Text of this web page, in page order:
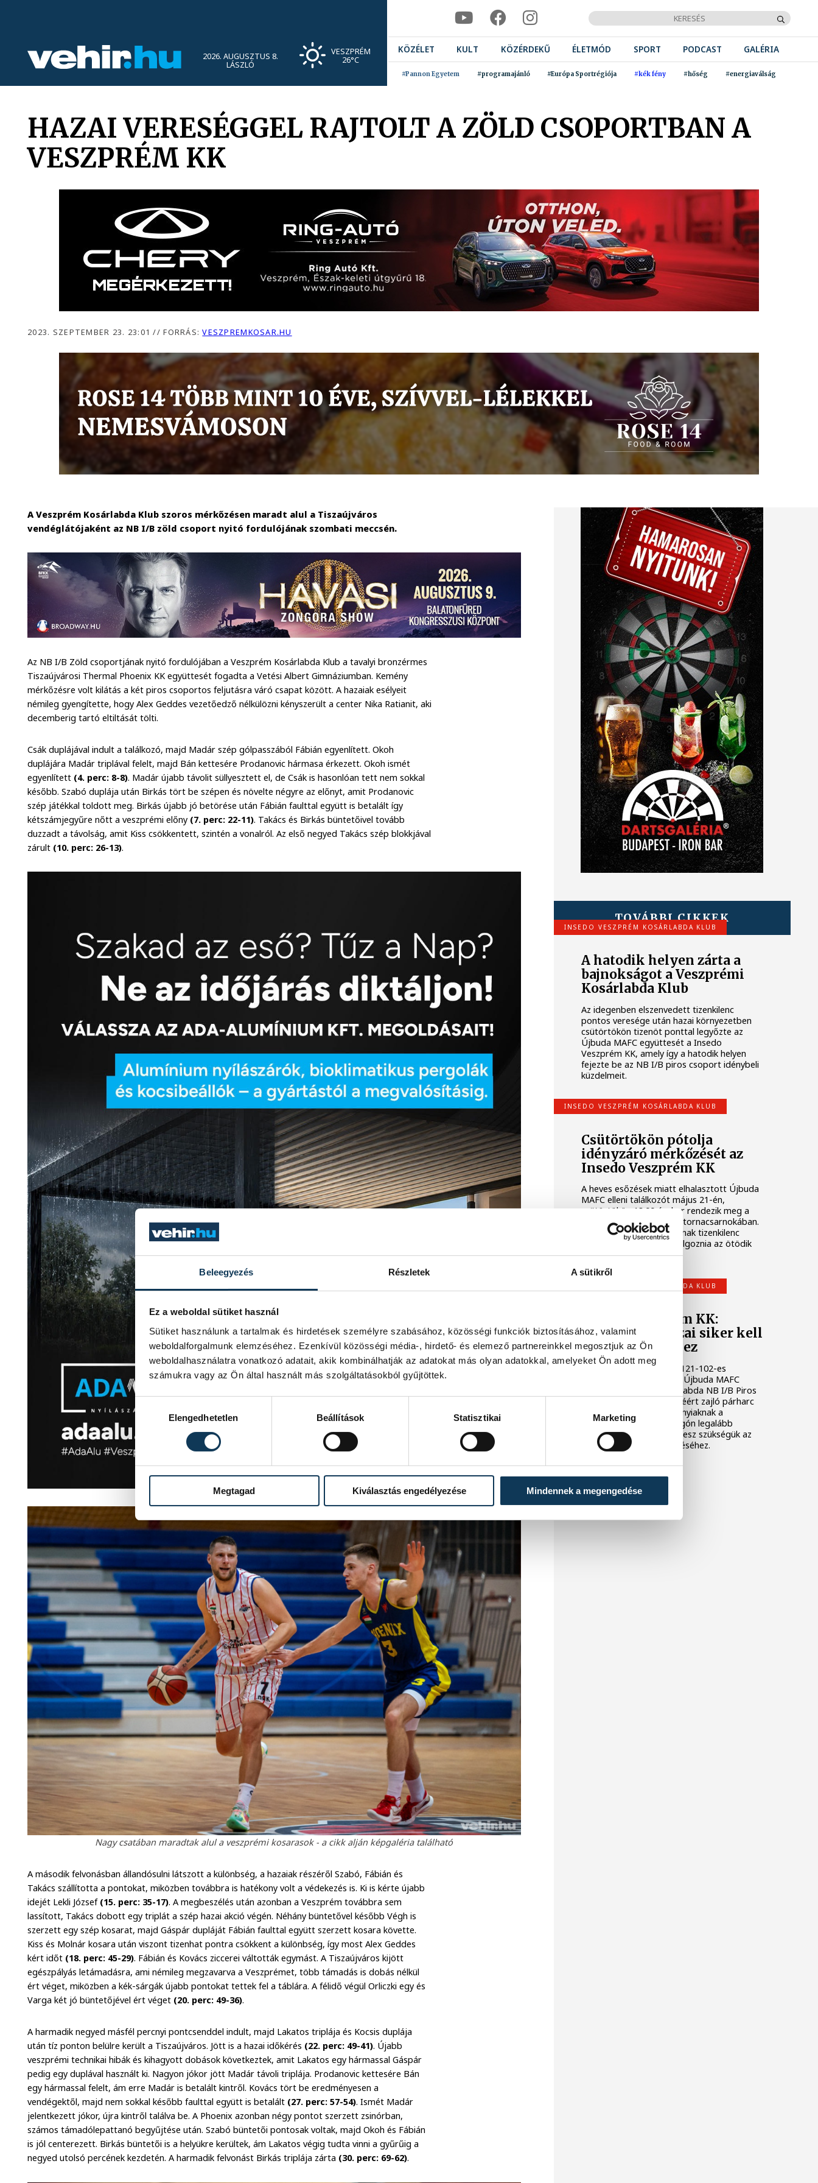
Beleegyezés Részletek A sütikről
Ez a weboldal sütiket használ
Sütiket használunk a tartalmak és hirdetések személyre szabásához, közösségi funkciók biztosításához, valamint
weboldalforgalmunk elemzéséhez. Ezenkívül közösségi média-, hirdető- és elemező partnereinkkel megosztjuk az Ön
weboldalhasználatra vonatkozó adatait, akik kombinálhatják az adatokat más olyan adatokkal, amelyeket Ön adott meg
számukra vagy az Ön által használt más szolgáltatásokból gyűjtöttek.
Elengedhetetlen
Beállítások Statisztikai Marketing
Megtagad Kiválasztás engedélyezése Mindennek a megengedése
2026. AUGUSZTUS 8.
LÁSZLÓ
VESZPRÉM
26°C
KÖZÉLET KULT KÖZÉRDEKŰ ÉLETMÓD SPORT PODCAST GALÉRIA
#Pannon Egyetem #programajánló #Európa Sportrégiója #kék fény #hőség #energiaválság
HAZAI VERESÉGGEL RAJTOLT A ZÖLD CSOPORTBAN A
VESZPRÉM KK
2023. SZEPTEMBER 23. 23:01// FORRÁS:VESZPREMKOSAR.HU
A Veszprém Kosárlabda Klub szoros mérkőzésen maradt alul a Tiszaújváros
vendéglátójaként az NB I/B zöld csoport nyitó fordulójának szombati meccsén.
Az NB I/B Zöld csoportjának nyitó fordulójában a Veszprém Kosárlabda Klub a tavalyi bronzérmes
Tiszaújvárosi Thermal Phoenix KK együttesét fogadta a Vetési Albert Gimnáziumban. Kemény
mérkőzésre volt kilátás a két piros csoportos feljutásra váró csapat között. A hazaiak esélyeit
némileg gyengítette, hogy Alex Geddes vezetőedző nélkülözni kényszerült a center Nika Ratianit, aki
decemberig tartó eltiltását tölti.
Csák duplájával indult a találkozó, majd Madár szép gólpasszából Fábián egyenlített. Okoh
duplájára Madár triplával felelt, majd Bán kettesére Prodanovic hármasa érkezett. Okoh ismét
egyenlített (4. perc: 8-8). Madár újabb távolit süllyesztett el, de Csák is hasonlóan tett nem sokkal
később. Szabó duplája után Birkás tört be szépen és növelte négyre az előnyt, amit Prodanovic
szép játékkal toldott meg. Birkás újabb jó betörése után Fábián faulttal együtt is betalált így
kétszámjegyűre nőtt a veszprémi előny (7. perc: 22-11). Takács és Birkás büntetőivel tovább
duzzadt a távolság, amit Kiss csökkentett, szintén a vonalról. Az első negyed Takács szép blokkjával
zárult (10. perc: 26-13).
Nagy csatában maradtak alul a veszprémi kosarasok - a cikk alján képgaléria található
A második felvonásban állandósulni látszott a különbség, a hazaiak részéről Szabó, Fábián és
Takács szállította a pontokat, miközben továbbra is hatékony volt a védekezés is. Ki is kérte újabb
idejét Lekli József (15. perc: 35-17). A megbeszélés után azonban a Veszprém továbbra sem
lassított, Takács dobott egy triplát a szép hazai akció végén. Néhány büntetővel később Végh is
szerzett egy szép kosarat, majd Gáspár dupláját Fábián faulttal együtt szerzett kosara követte.
Kiss és Molnár kosara után viszont tizenhat pontra csökkent a különbség, így most Alex Geddes
kért időt (18. perc: 45-29). Fábián és Kovács ziccerei váltották egymást. A Tiszaújváros kijött
egészpályás letámadásra, ami némileg megzavarva a Veszprémet, több támadás is dobás nélkül
ért véget, miközben a kék-sárgák újabb pontokat tettek fel a táblára. A félidő végül Orliczki egy és
Varga két jó büntetőjével ért véget (20. perc: 49-36).
A harmadik negyed másfél percnyi pontcsenddel indult, majd Lakatos triplája és Kocsis duplája
után tíz ponton belülre került a Tiszaújváros. Jött is a hazai időkérés (22. perc: 49-41). Újabb
veszprémi technikai hibák és kihagyott dobások következtek, amit Lakatos egy hármassal Gáspár
pedig egy duplával használt ki. Nagyon jókor jött Madár távoli triplája. Prodanovic kettesére Bán
egy hármassal felelt, ám erre Madár is betalált kintről. Kovács tört be eredményesen a
vendégektől, majd nem sokkal később faulttal együtt is betalált (27. perc: 57-54). Ismét Madár
jelentkezett jókor, újra kintről találva be. A Phoenix azonban négy pontot szerzett zsinórban,
számos támadólepattanó begyűjtése után. Szabó büntetői pontosak voltak, majd Okoh és Fábián
is jól centerezett. Birkás büntetői is a helyükre kerültek, ám Lakatos végig tudta vinni a gyűrűig a
negyed utolsó percének kezdetén. A harmadik felvonást Birkás triplája zárta (30. perc: 69-62).
TOVÁBBI CIKKEK
INSEDO VESZPRÉM KOSÁRLABDA KLUB
A hatodik helyen zárta a
bajnokságot a Veszprémi
Kosárlabda Klub
Az idegenben elszenvedett tizenkilenc
pontos veresége után hazai környezetben
csütörtökön tizenöt ponttal legyőzte az
Újbuda MAFC együttesét a Insedo
Veszprém KK, amely így a hatodik helyen
fejezte be az NB I/B piros csoport idénybeli
küzdelmeit.
INSEDO VESZPRÉM KOSÁRLABDA KLUB
Csütörtökön pótolja
idényzáró mérkőzését az
Insedo Veszprém KK
A heves esőzések miatt elhalasztott Újbuda
MAFC elleni találkozót május 21-én,
csütörtökön 18.00 órakor rendezik meg a
Vetési Albert Gimnázium tornacsarnokában.
Az Insedo Veszprém KK-nak tizenkilenc
pontos hátrányt kell ledolgoznia az ötödik
hely megszerzéséhez.
INSEDO VESZPRÉM KOSÁRLABDA KLUB
Insedo Veszprém KK:
húszpontos hazai siker kell
az ötödik helyhez
Az Insedo Veszprém KK 121-102-es
vereséget szenvedett az Újbuda MAFC
otthonában a férfi kosárlabda NB I/B Piros
csoportjának ötödik helyéért zajló párharc
első mérkőzésén. A bakonyiaknak a
szombati, hazai visszavágón legalább
húszpontos győzelemre lesz szükségük az
ötödik pozíció megszerzéséhez.